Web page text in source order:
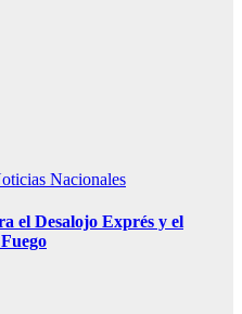
Nacionales
el Desalojo Exprés y el